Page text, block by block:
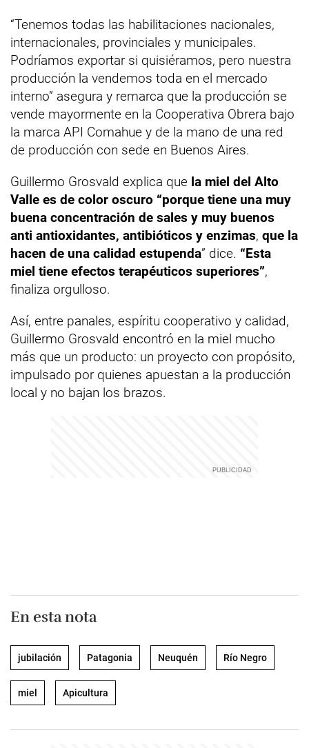
“Tenemos todas las habilitaciones nacionales,
internacionales, provinciales y municipales.
Podríamos exportar si quisiéramos, pero nuestra
producción la vendemos toda en el mercado
interno” asegura y remarca que la producción se
vende mayormente en la Cooperativa Obrera bajo
la marca API Comahue y de la mano de una red
de producción con sede en Buenos Aires.
Guillermo Grosvald explica que la miel del Alto
Valle es de color oscuro “porque tiene una muy
buena concentración de sales y muy buenos
anti antioxidantes, antibióticos y enzimas, que la
hacen de una calidad estupenda” dice. “Esta
miel tiene efectos terapéuticos superiores”,
finaliza orgulloso.
Así, entre panales, espíritu cooperativo y calidad,
Guillermo Grosvald encontró en la miel mucho
más que un producto: un proyecto con propósito,
impulsado por quienes apuestan a la producción
local y no bajan los brazos.
En esta nota
jubilación Patagonia Neuquén Río Negro
miel Apicultura